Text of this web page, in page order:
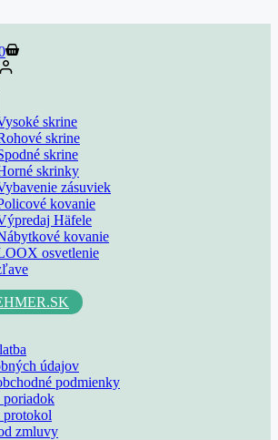
skrine
skrine
skrine
skrinky
zásuviek
kovanie
Häfele
kovanie
osvetlenie
údajov
podmienky
poriadok
protokol
zmluvy